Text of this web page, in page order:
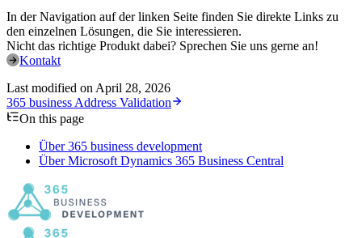
In der Navigation auf der linken Seite finden Sie direkte Links zu
den einzelnen Lösungen, die Sie interessieren.
Nicht das richtige Produkt dabei? Sprechen Sie uns gerne an!
Kontakt
Last modified on April 28, 2026
365 business Address Validation
On this page
Über 365 business development
Über Microsoft Dynamics 365 Business Central